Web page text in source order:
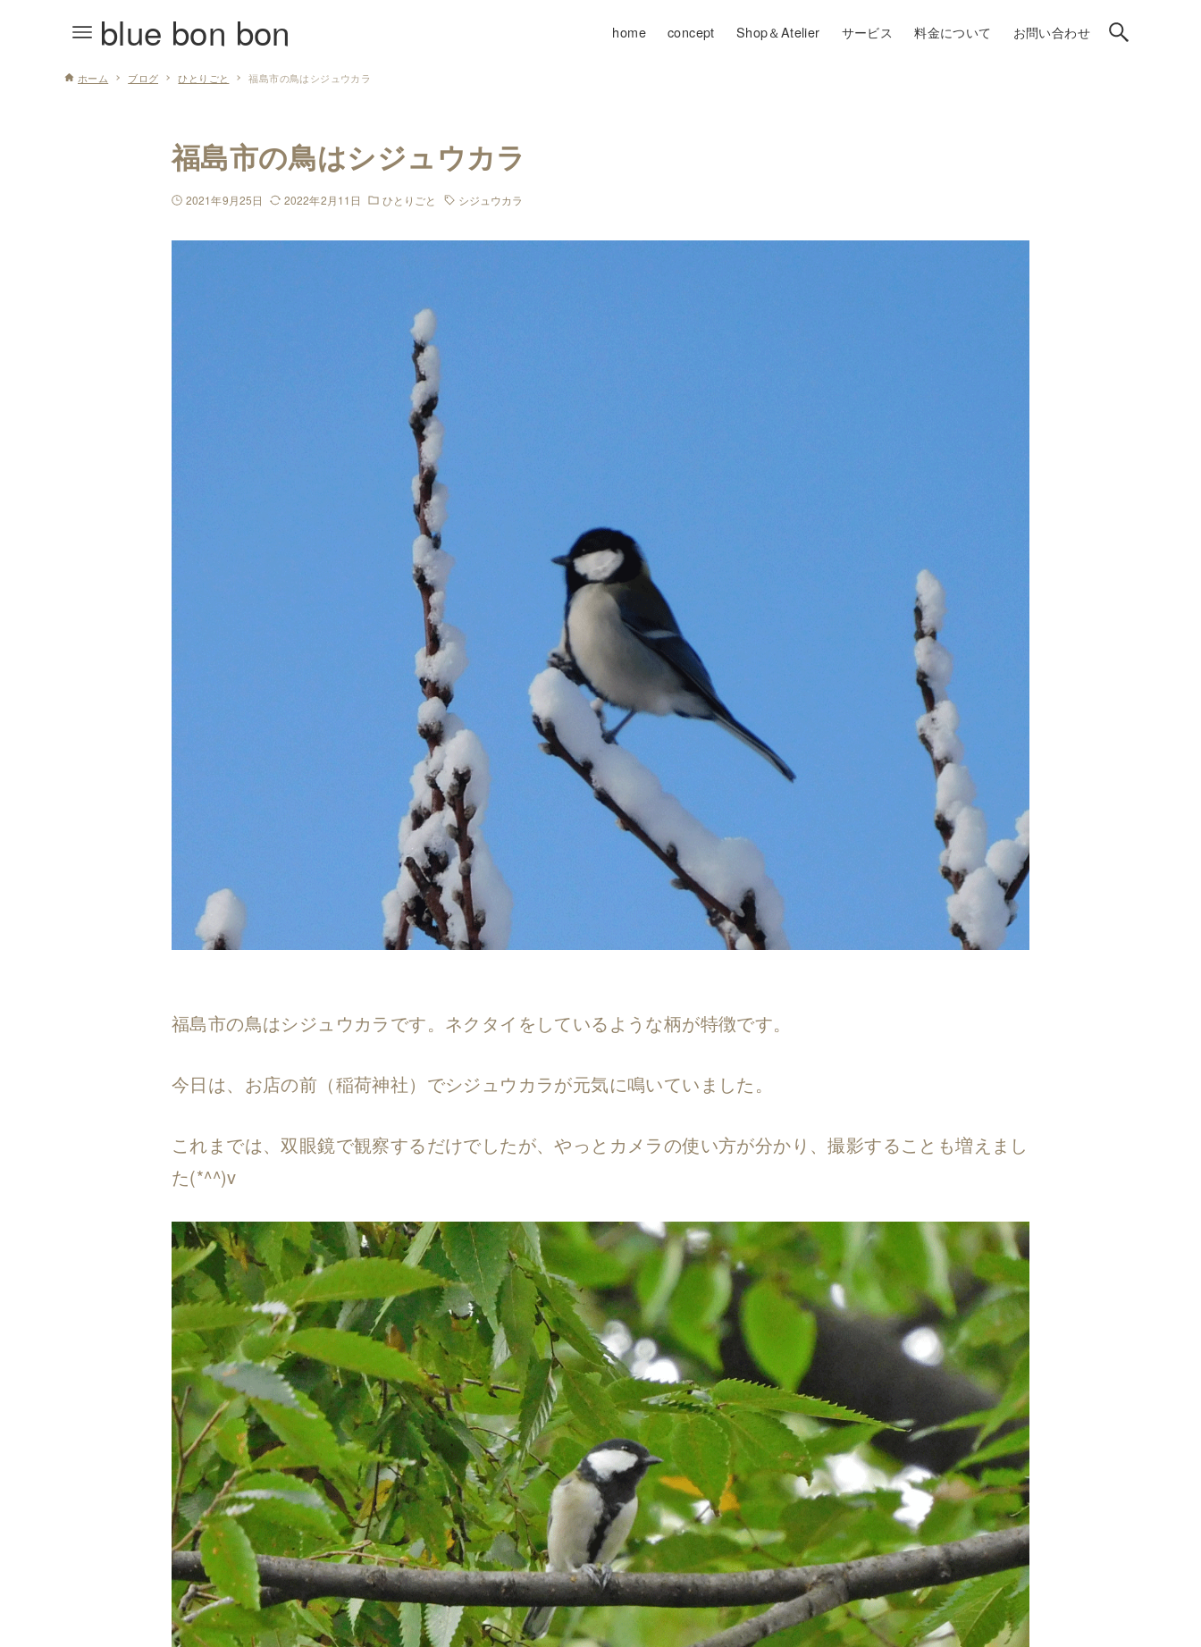
blue bon bon home concept Shop＆Atelier サービス 料金について お問い合わせ
ホーム ブログ ひとりごと 福島市の鳥はシジュウカラ
福島市の鳥はシジュウカラ
2021年9月25日 2022年2月11日 ひとりごと シジュウカラ
福島市の鳥はシジュウカラです。ネクタイをしているような柄が特徴です。
今日は、お店の前（稲荷神社）でシジュウカラが元気に鳴いていました。
これまでは、双眼鏡で観察するだけでしたが、やっとカメラの使い方が分かり、撮影することも増えまし
た(*^^)v